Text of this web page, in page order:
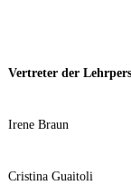
Vertreter der
Irene Braun
Cristina Guaitoli